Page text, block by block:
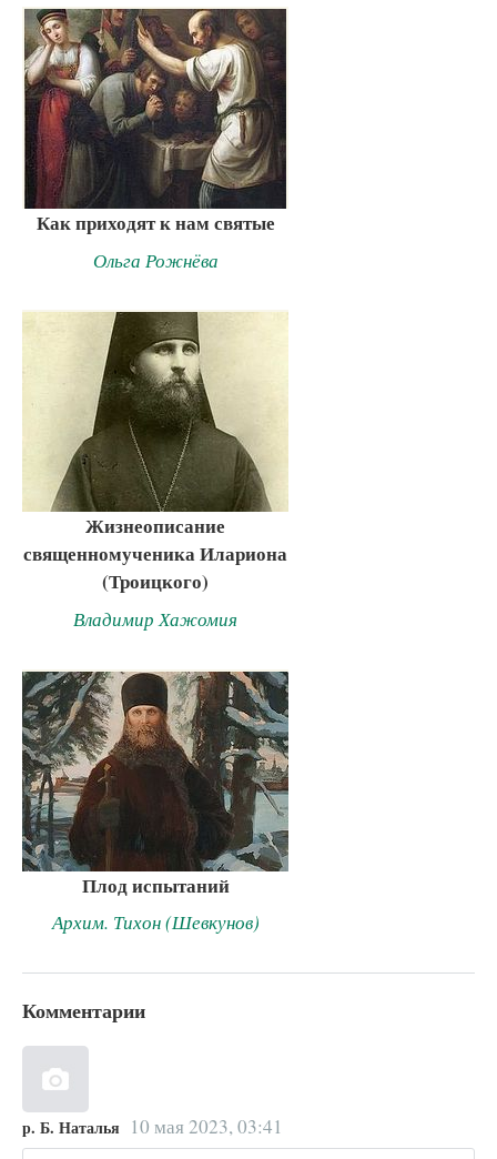
Как приходят к нам святые
Ольга Рожнёва
Жизнеописание
священномученика Илариона
(Троицкого)
Владимир Хажомия
Плод испытаний
Архим. Тихон (Шевкунов)
Комментарии
р. Б. Наталья 10 мая 2023, 03:41